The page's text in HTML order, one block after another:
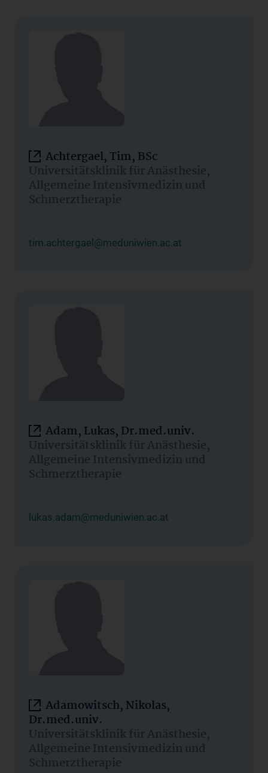
Achtergael, Tim, BSc
Universitätsklinik für Anästhesie,
Allgemeine Intensivmedizin und
Schmerztherapie
tim.achtergael@meduniwien.ac.at
Adam, Lukas, Dr.med.univ.
Universitätsklinik für Anästhesie,
Allgemeine Intensivmedizin und
Schmerztherapie
lukas.adam@meduniwien.ac.at
Adamowitsch, Nikolas,
Dr.med.univ.
Universitätsklinik für Anästhesie,
Allgemeine Intensivmedizin und
Schmerztherapie